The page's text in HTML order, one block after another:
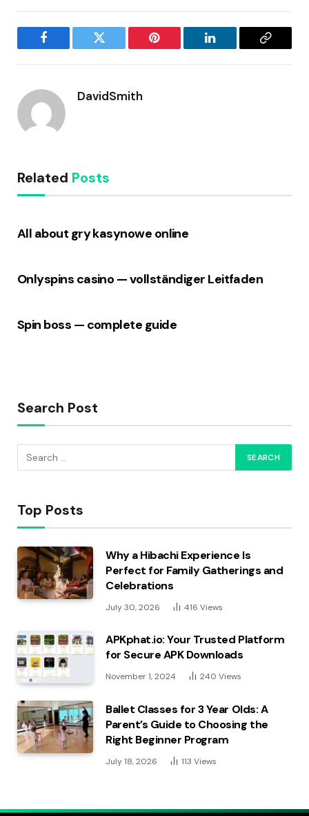
Facebook Twitter Pinterest LinkedIn
Copy
DavidSmith
Related Posts
All about gry kasynowe online
Onlyspins casino — vollständiger Leitfaden
Spin boss — complete guide
Search Post
Top Posts
Why a Hibachi Experience Is
Perfect for Family Gatherings and
Celebrations
July 30, 2026 416 Views
APKphat.io: Your Trusted Platform
for Secure APK Downloads
November 1, 2024 240 Views
Ballet Classes for 3 Year Olds: A
Parent’s Guide to Choosing the
Right Beginner Program
July 18, 2026 113 Views